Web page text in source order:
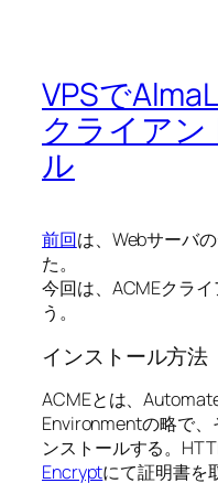
VPSで
クライア
ル
前回は、Webサーバ
た。
今回は、ACMEクラ
う。
インストール方法
ACMEとは、
Environmentの略で、
ンストールする。
Encryptにて証明書を